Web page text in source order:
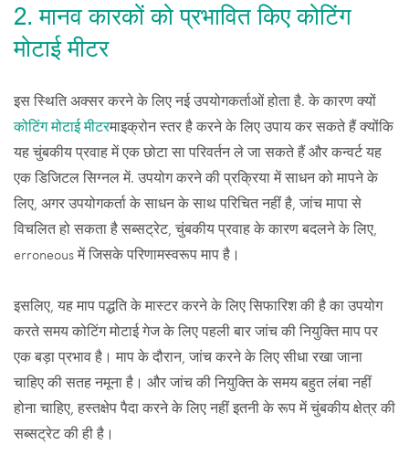
2. मानव कारकों को प्रभावित किए कोटिंग
मोटाई मीटर
इस स्थिति अक्सर करने के लिए नई उपयोगकर्ताओं होता है. के कारण क्यों
कोटिंग मोटाई मीटरमाइक्रोन स्तर है करने के लिए उपाय कर सकते हैं क्योंकि
यह चुंबकीय प्रवाह में एक छोटा सा परिवर्तन ले जा सकते हैं और कन्वर्ट यह
एक डिजिटल सिग्नल में. उपयोग करने की प्रक्रिया में साधन को मापने के
लिए, अगर उपयोगकर्ता के साधन के साथ परिचित नहीं है, जांच मापा से
विचलित हो सकता है सब्सट्रेट, चुंबकीय प्रवाह के कारण बदलने के लिए,
erroneous में जिसके परिणामस्वरूप माप है।
इसलिए, यह माप पद्धति के मास्टर करने के लिए सिफारिश की है का उपयोग
करते समय कोटिंग मोटाई गेज के लिए पहली बार जांच की नियुक्ति माप पर
एक बड़ा प्रभाव है। माप के दौरान, जांच करने के लिए सीधा रखा जाना
चाहिए की सतह नमूना है। और जांच की नियुक्ति के समय बहुत लंबा नहीं
होना चाहिए, हस्तक्षेप पैदा करने के लिए नहीं इतनी के रूप में चुंबकीय क्षेत्र की
सब्सट्रेट की ही है।